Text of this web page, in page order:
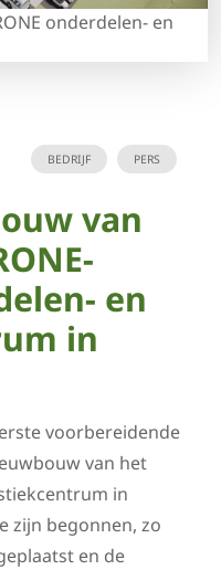
onderdelen- en
PERS
BEDRIJF
van
en
in
voorbereidende
van het
in
zijn begonnen, zo
en de